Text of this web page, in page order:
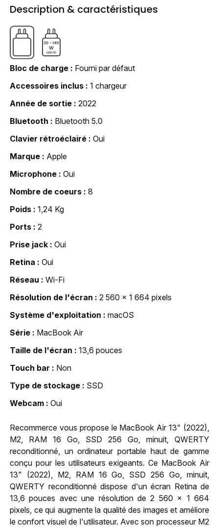
Description & caractéristiques
Bloc de charge
Fourni par défaut
Accessoires inclus
1 chargeur
Année de sortie
2022
Bluetooth
Bluetooth 5.0
Clavier rétroéclairé
Oui
Marque
Apple
Microphone
Oui
Nombre de coeurs
8
Poids
1,24 Kg
Ports
2
Prise jack
Oui
Retina
Oui
Réseau
Wi-Fi
Résolution de l'écran
2 560 x 1 664 pixels
Système d'exploitation
macOS
Série
MacBook Air
Taille de l'écran
13,6 pouces
Touch bar
Non
Type de stockage
SSD
Webcam
Oui
Recommerce vous propose le MacBook Air 13" (2022),
M2, RAM 16 Go, SSD 256 Go, minuit, QWERTY
reconditionné, un ordinateur portable haut de gamme
conçu pour les utilisateurs exigeants. Ce MacBook Air
13" (2022), M2, RAM 16 Go, SSD 256 Go, minuit,
QWERTY reconditionné dispose d'un écran Retina de
13,6 pouces avec une résolution de 2 560 x 1 664
pixels, ce qui augmente la qualité des images et améliore
le confort visuel de l'utilisateur. Avec son processeur M2